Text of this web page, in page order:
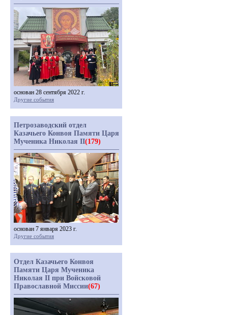
основан 28 сентября 2022 г.
Другие события
Петрозаводский отдел
Казачьего Конвоя Памяти Царя
Мученика Николая II(179)
основан 7 января 2023 г.
Другие события
Отдел Казачьего Конвоя
Памяти Царя Мученика
Николая II при Войсковой
Православной Миссии(67)